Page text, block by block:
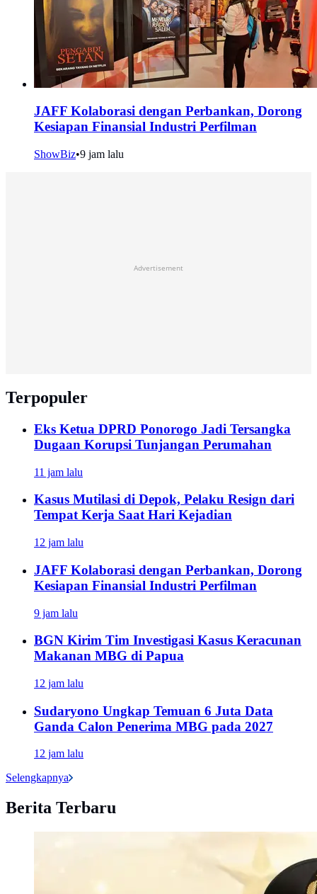
JAFF Kolaborasi dengan Perbankan, Dorong
Kesiapan Finansial Industri Perfilman
ShowBiz•9 jam lalu
Advertisement
Terpopuler
Eks Ketua DPRD Ponorogo Jadi Tersangka
Dugaan Korupsi Tunjangan Perumahan
11 jam lalu
Kasus Mutilasi di Depok, Pelaku Resign dari
Tempat Kerja Saat Hari Kejadian
12 jam lalu
JAFF Kolaborasi dengan Perbankan, Dorong
Kesiapan Finansial Industri Perfilman
9 jam lalu
BGN Kirim Tim Investigasi Kasus Keracunan
Makanan MBG di Papua
12 jam lalu
Sudaryono Ungkap Temuan 6 Juta Data
Ganda Calon Penerima MBG pada 2027
12 jam lalu
Selengkapnya
Berita Terbaru